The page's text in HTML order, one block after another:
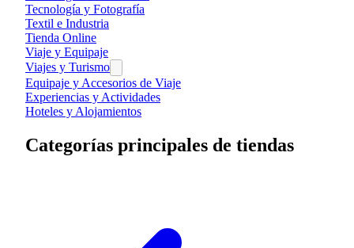
Tecnología y Fotografía
Textil e Industria
Tienda Online
Viaje y Equipaje
Viajes y Turismo
Equipaje y Accesorios de Viaje
Experiencias y Actividades
Hoteles y Alojamientos
Categorías principales de tiendas